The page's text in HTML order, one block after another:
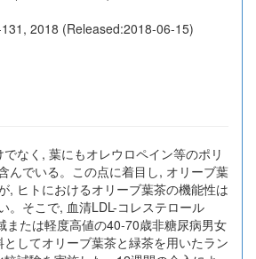
2018 (Released:2018-06-15)
なく, 葉にもオレウロペイン等のポリ
んでいる。この点に着目し, オリーブ葉
, ヒトにおけるオリーブ葉茶の機能性は
。そこで, 血清LDL-コレステロール
または軽度高値の40‐70歳非糖尿病男女
してオリーブ葉茶と緑茶を用いたラン